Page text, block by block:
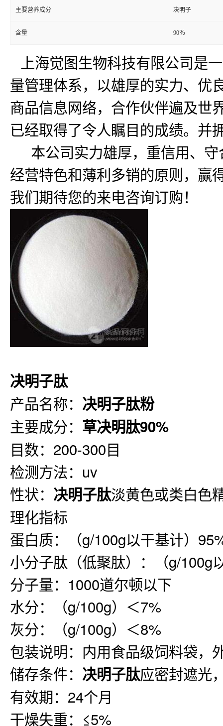
主要营养成分 决明子
含量 90％
上海觉图生物科技有限公司是
量管理体系，以雄厚的实力、优
商品信息网络，合作伙伴遍及世
已经取得了令人瞩目的成绩。并
本公司实力雄厚，重信用、守
经营特色和薄利多销的原则，赢
我们期待您的来电咨询订购！
决明子肽
产品名称： 决明子肽粉
主要成分： 草决明肽90%
目数：200-300目
检测方法：uv
性状： 决明子肽淡黄色或类白色
理化指标
蛋白质：（g/100g以干基计）
小分子肽（低聚肽）：（g/100g
分子量：1000道尔顿以下
水分：（g/100g）＜7%
灰分：（g/100g）＜8%
包装说明：内用食品级饲料袋，
储存条件： 决明子肽应密封遮光
有效期：24个月
干燥失重：≤5%